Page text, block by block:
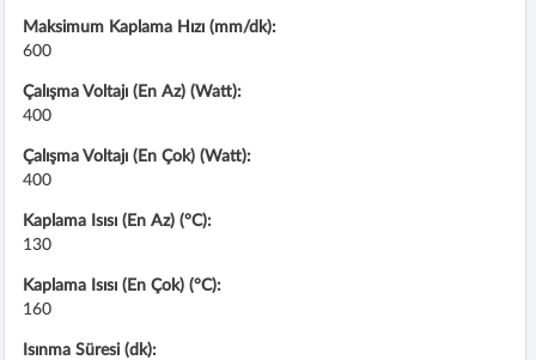
Maksimum Kaplama Hızı (mm/dk):
600
Çalışma Voltajı (En Az) (Watt):
400
Çalışma Voltajı (En Çok) (Watt):
400
Kaplama Isısı (En Az) (°C):
130
Kaplama Isısı (En Çok) (°C):
160
Isınma Süresi (dk):